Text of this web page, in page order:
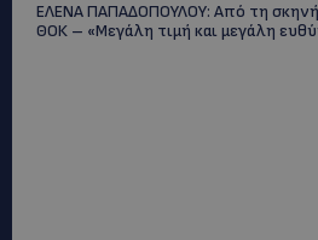
ΕΛΕΝΑ ΠΑΠΑΔΟΠΟΥΛΟΥ: Από τη
ΘΟΚ – «Μεγάλη τιμή και μεγάλη